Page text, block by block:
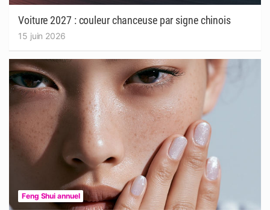
Voiture 2027 : couleur chanceuse par signe chinois
15 juin 2026
Feng Shui annuel